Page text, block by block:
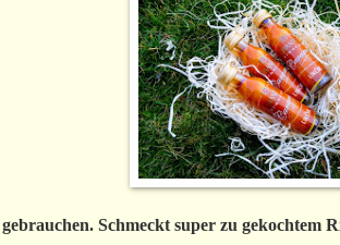
Schmeckt super zu gekochtem